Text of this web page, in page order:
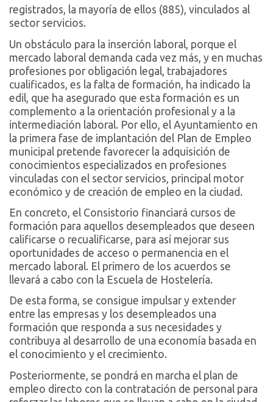
registrados, la mayoría de ellos (885), vinculados al
sector servicios.
Un obstáculo para la inserción laboral, porque el
mercado laboral demanda cada vez más, y en muchas
profesiones por obligación legal, trabajadores
cualificados, es la falta de formación, ha indicado la
edil, que ha asegurado que esta formación es un
complemento a la orientación profesional y a la
intermediación laboral. Por ello, el Ayuntamiento en
la primera fase de implantación del Plan de Empleo
municipal pretende favorecer la adquisición de
conocimientos especializados en profesiones
vinculadas con el sector servicios, principal motor
económico y de creación de empleo en la ciudad.
En concreto, el Consistorio financiará cursos de
formación para aquellos desempleados que deseen
calificarse o recualificarse, para así mejorar sus
oportunidades de acceso o permanencia en el
mercado laboral. El primero de los acuerdos se
llevará a cabo con la Escuela de Hostelería.
De esta forma, se consigue impulsar y extender
entre las empresas y los desempleados una
formación que responda a sus necesidades y
contribuya al desarrollo de una economía basada en
el conocimiento y el crecimiento.
Posteriormente, se pondrá en marcha el plan de
empleo directo con la contratación de personal para